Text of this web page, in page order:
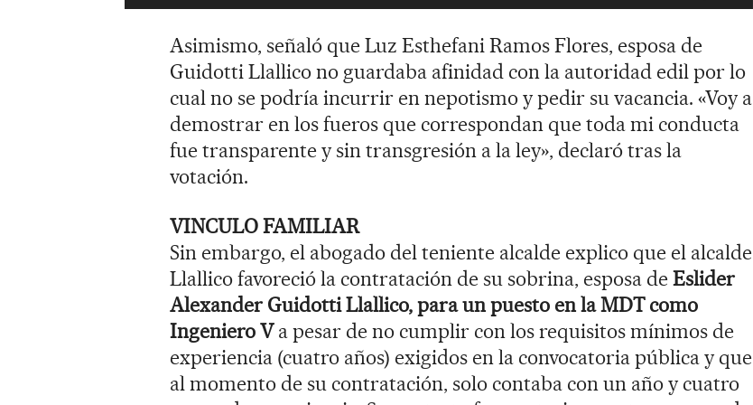
Asimismo, señaló que Luz Esthefani Ramos Flores, esposa de
Guidotti Llallico no guardaba afinidad con la autoridad edil por lo
cual no se podría incurrir en nepotismo y pedir su vacancia. «Voy a
demostrar en los fueros que correspondan que toda mi conducta
fue transparente y sin transgresión a la ley», declaró tras la
votación.
VINCULO FAMILIAR
Sin embargo, el abogado del teniente alcalde explico que el alcalde
Llallico favoreció la contratación de su sobrina, esposa deEslider
Alexander Guidotti Llallico, para un puesto en la MDT como
Ingeniero Va pesar de no cumplir con los requisitos mínimos de
experiencia (cuatro años) exigidos en la convocatoria pública y que
al momento de su contratación, solo contaba con un año y cuatro